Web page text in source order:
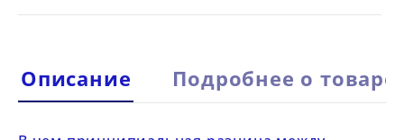
Описание Подробнее о товаре